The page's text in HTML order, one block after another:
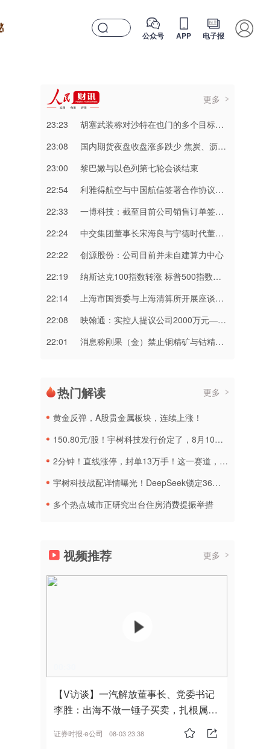
公众号 APP 电子报
更多
23:23
胡塞武装称对沙特在也门的多个目标实施打击
23:08
国内期货夜盘收盘涨多跌少 焦炭、沥青涨超2%
23:00
黎巴嫩与以色列第七轮会谈结束
22:54
利雅得航空与中国航信签署合作协议加强互联互通
22:33
一博科技：截至目前公司销售订单签单金额同比增长超过70%
22:24
中交集团董事长宋海良与宁德时代董事长曾毓群举行会谈
22:22
创源股份：公司目前并未自建算力中心
22:19
纳斯达克100指数转涨 标普500指数涨0.2%
22:14
上海市国资委与上海清算所开展座谈交流
22:08
映翰通：实控人提议公司2000万元—3000万元回购股份
22:01
消息称刚果（金）禁止铜精矿与钴精矿出口 上市公司回应
热门解读 更多
黄金反弹，A股贵金属板块，连续上涨！
150.80元/股！宇树科技发行价定了，8月10日申购
2分钟！直线涨停，封单13万手！这一赛道，集体拉升
宇树科技战配详情曝光！DeepSeek锁定36个月，社保基金多个组合参与
多个热点城市正研究出台住房消费提振举措
视频推荐 更多
【V访谈】一汽解放董事长、党委书记
李胜：出海不做一锤子买卖，扎根属
证券时报·e公司 08-03 23:38